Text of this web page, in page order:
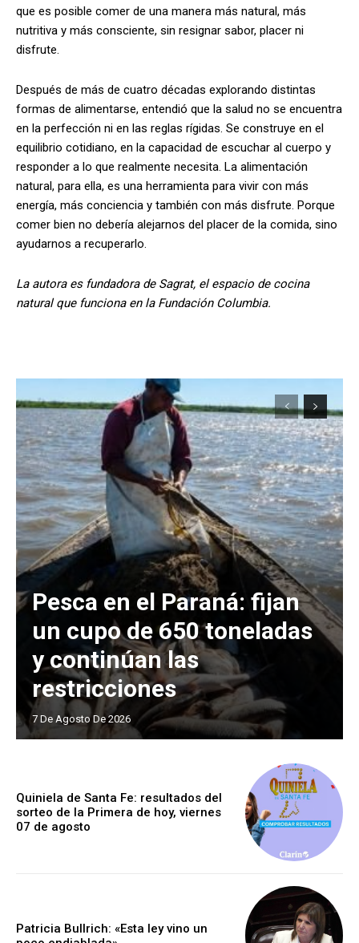
que es posible comer de una manera más natural, más
nutritiva y más consciente, sin resignar sabor, placer ni
disfrute.
Después de más de cuatro décadas explorando distintas
formas de alimentarse, entendió que la salud no se encuentra
en la perfección ni en las reglas rígidas. Se construye en el
equilibrio cotidiano, en la capacidad de escuchar al cuerpo y
responder a lo que realmente necesita. La alimentación
natural, para ella, es una herramienta para vivir con más
energía, más conciencia y también con más disfrute. Porque
comer bien no debería alejarnos del placer de la comida, sino
ayudarnos a recuperarlo.
La autora es fundadora de Sagrat, el espacio de cocina
natural que funciona en la Fundación Columbia.
Pesca en el Paraná: fijan
un cupo de 650 toneladas
y continúan las
restricciones
7 De Agosto De 2026
Quiniela de Santa Fe: resultados del
sorteo de la Primera de hoy, viernes
07 de agosto
Patricia Bullrich: «Esta ley vino un